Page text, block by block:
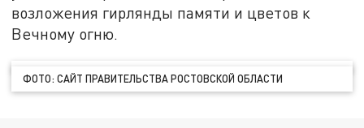
возложения гирлянды памяти и цветов к
Вечному огню.
ФОТО: САЙТ ПРАВИТЕЛЬСТВА РОСТОВСКОЙ ОБЛАСТИ